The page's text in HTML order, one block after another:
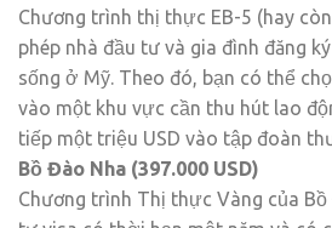
Chương trình thị thực EB-5 (hay
phép nhà đầu tư và gia đình đăng
sống ở Mỹ. Theo đó, bạn có thể
vào một khu vực cần thu hút lao
tiếp một triệu USD vào tập đoàn
Bồ Đào Nha (397.000 USD)
Chương trình Thị thực Vàng của